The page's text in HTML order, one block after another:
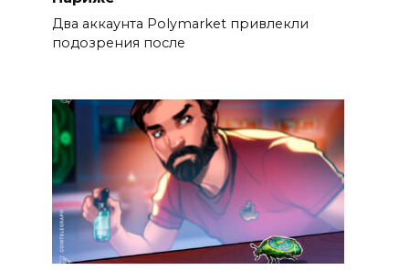
Два аккаунта Polymarket привлекли
подозрения после